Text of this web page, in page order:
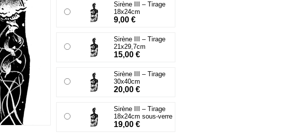
Sirène III – Tirage
18x24cm
9,00 €
Sirène III – Tirage
21x29,7cm
15,00 €
Sirène III – Tirage
30x40cm
20,00 €
Sirène III – Tirage
18x24cm sous-verre
19,00 €